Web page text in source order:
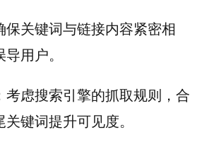
保关键词与链接内容紧密相
用户。
考虑搜索引擎的抓取规则，合
键词提升可见度。